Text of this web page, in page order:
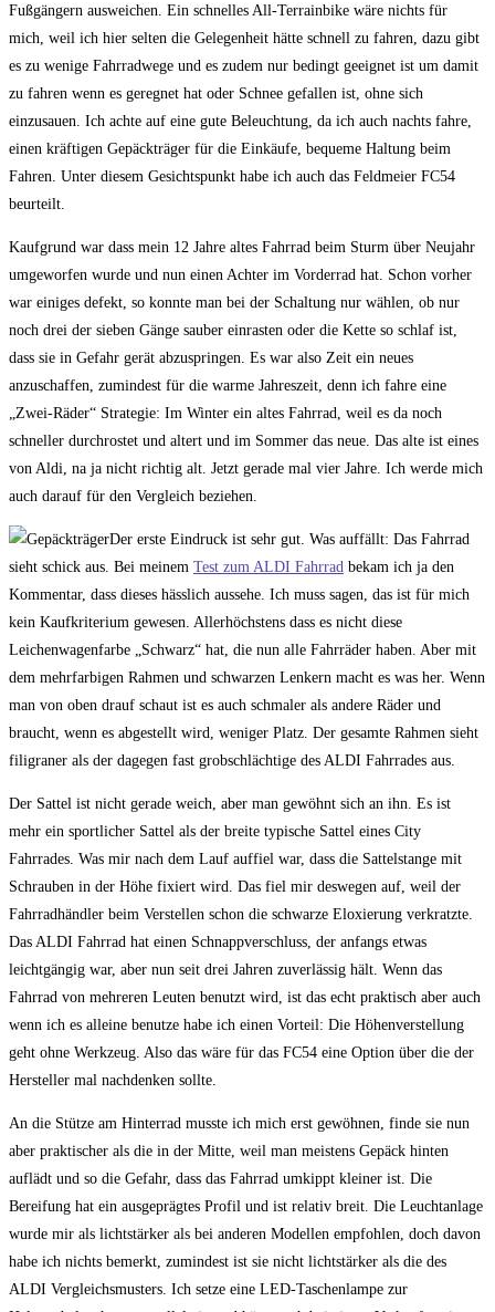
Fußgängern ausweichen. Ein schnelles All-Terrainbike wäre nichts für
mich, weil ich hier selten die Gelegenheit hätte schnell zu fahren, dazu gibt
es zu wenige Fahrradwege und es zudem nur bedingt geeignet ist um damit
zu fahren wenn es geregnet hat oder Schnee gefallen ist, ohne sich
einzusauen. Ich achte auf eine gute Beleuchtung, da ich auch nachts fahre,
einen kräftigen Gepäckträger für die Einkäufe, bequeme Haltung beim
Fahren. Unter diesem Gesichtspunkt habe ich auch das Feldmeier FC54
beurteilt.
Kaufgrund war dass mein 12 Jahre altes Fahrrad beim Sturm über Neujahr
umgeworfen wurde und nun einen Achter im Vorderrad hat. Schon vorher
war einiges defekt, so konnte man bei der Schaltung nur wählen, ob nur
noch drei der sieben Gänge sauber einrasten oder die Kette so schlaf ist,
dass sie in Gefahr gerät abzuspringen. Es war also Zeit ein neues
anzuschaffen, zumindest für die warme Jahreszeit, denn ich fahre eine
„Zwei-Räder“ Strategie: Im Winter ein altes Fahrrad, weil es da noch
schneller durchrostet und altert und im Sommer das neue. Das alte ist eines
von Aldi, na ja nicht richtig alt. Jetzt gerade mal vier Jahre. Ich werde mich
auch darauf für den Vergleich beziehen.
Der erste Eindruck ist sehr gut. Was auffällt: Das Fahrrad
sieht schick aus. Bei meinem Test zum ALDI Fahrrad bekam ich ja den
Kommentar, dass dieses hässlich aussehe. Ich muss sagen, das ist für mich
kein Kaufkriterium gewesen. Allerhöchstens dass es nicht diese
Leichenwagenfarbe „Schwarz“ hat, die nun alle Fahrräder haben. Aber mit
dem mehrfarbigen Rahmen und schwarzen Lenkern macht es was her. Wenn
man von oben drauf schaut ist es auch schmaler als andere Räder und
braucht, wenn es abgestellt wird, weniger Platz. Der gesamte Rahmen sieht
filigraner als der dagegen fast grobschlächtige des ALDI Fahrrades aus.
Der Sattel ist nicht gerade weich, aber man gewöhnt sich an ihn. Es ist
mehr ein sportlicher Sattel als der breite typische Sattel eines City
Fahrrades. Was mir nach dem Lauf auffiel war, dass die Sattelstange mit
Schrauben in der Höhe fixiert wird. Das fiel mir deswegen auf, weil der
Fahrradhändler beim Verstellen schon die schwarze Eloxierung verkratzte.
Das ALDI Fahrrad hat einen Schnappverschluss, der anfangs etwas
leichtgängig war, aber nun seit drei Jahren zuverlässig hält. Wenn das
Fahrrad von mehreren Leuten benutzt wird, ist das echt praktisch aber auch
wenn ich es alleine benutze habe ich einen Vorteil: Die Höhenverstellung
geht ohne Werkzeug. Also das wäre für das FC54 eine Option über die der
Hersteller mal nachdenken sollte.
An die Stütze am Hinterrad musste ich mich erst gewöhnen, finde sie nun
aber praktischer als die in der Mitte, weil man meistens Gepäck hinten
auflädt und so die Gefahr, dass das Fahrrad umkippt kleiner ist. Die
Bereifung hat ein ausgeprägtes Profil und ist relativ breit. Die Leuchtanlage
wurde mir als lichtstärker als bei anderen Modellen empfohlen, doch davon
habe ich nichts bemerkt, zumindest ist sie nicht lichtstärker als die des
ALDI Vergleichsmusters. Ich setze eine LED-Taschenlampe zur